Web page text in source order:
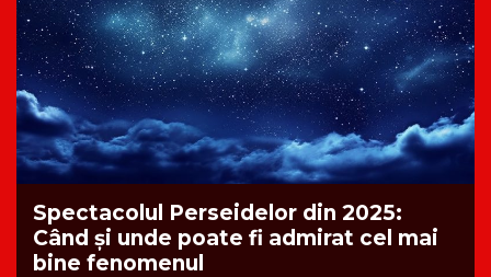
Spectacolul Perseidelor din 2025:
Când și unde poate fi admirat cel mai
bine fenomenul